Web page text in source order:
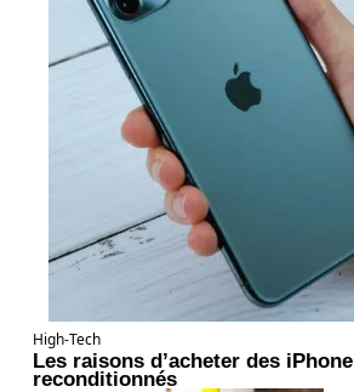
High-Tech
Les raisons d’acheter des iPhone
reconditionnés